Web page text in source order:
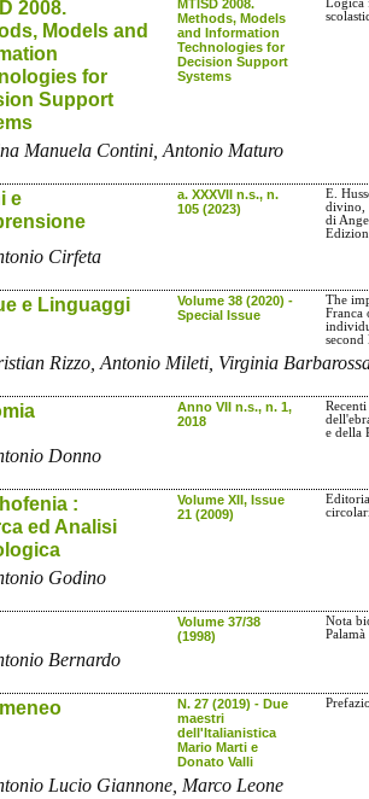
2008.
Models and
for
Support
MTISD 2008.
Methods, Models
and Information
Technologies for
Decision Support
Systems
Logica
Manuela Contini, Antonio Maturo
e
a. XXXVII n.s., n.
105 (2023)
E.
divino,
di
Cirfeta
e Linguaggi
Volume 38 (2020) -
Special Issue
The
Franca
second
Rizzo, Antonio Mileti, Virginia
Anno VII n.s., n. 1,
2018
e della
Donno
:
ed Analisi
Volume XII, Issue
21 (2009)
Godino
Volume 37/38
(1998)
Nota
Palamà
Bernardo
N. 27 (2019) - Due
maestri
dell'Italianistica
Mario Marti e
Donato Valli
Lucio Giannone, Marco Leone